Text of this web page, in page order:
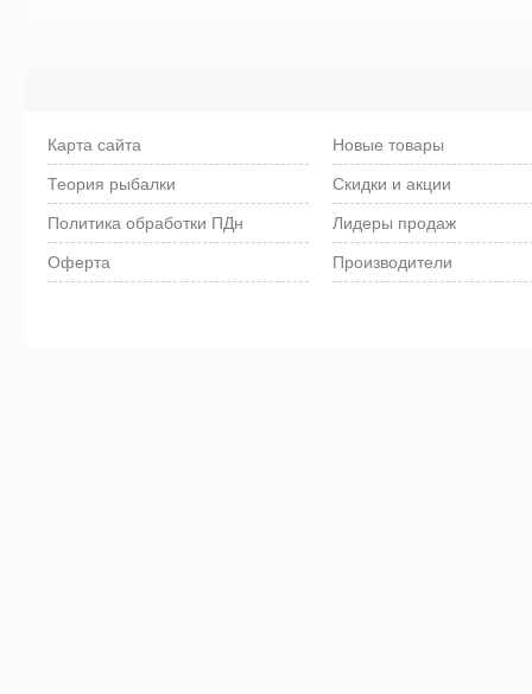
Карта сайта
Теория рыбалки
Политика обработки ПДн
Оферта
Новые товары
Скидки и акции
Лидеры продаж
Производители